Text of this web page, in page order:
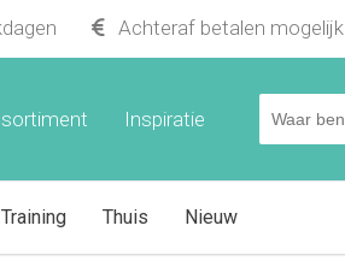
Achteraf betalen mogelijk
Inspiratie
Thuis Nieuw